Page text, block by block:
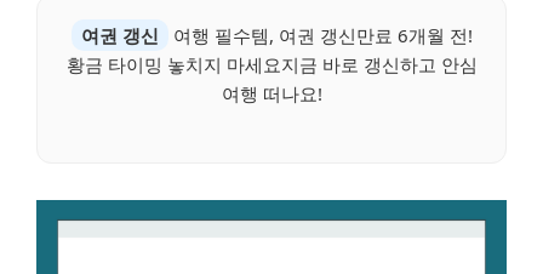
여권 갱신
여행 필수템, 여권 갱신만료 6개월 전!
황금 타이밍 놓치지 마세요지금 바로 갱신하고 안심
여행 떠나요!